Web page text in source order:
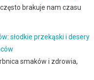
brakuje nam czasu
słodkie przekąski i desery
smaków i zdrowia,